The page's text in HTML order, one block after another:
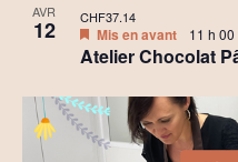
AVR
12
Atelier Chocolat
Mis en avant 11 h 00
CHF37.14